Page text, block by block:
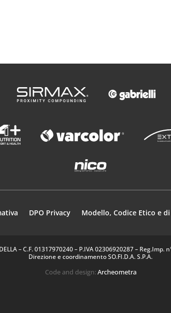
DPO Privacy Modello, Codice Etico e
– C.F. 01317970240 – P.IVA 02306920287 –
Direzione e coordinamento SO.FI.D.A. S.P.A.
Code and design:Archeometra